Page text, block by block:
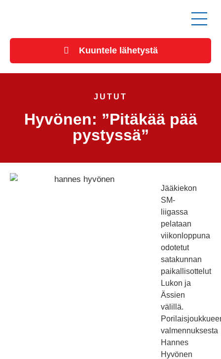
Kuuntele lähetystä
JUTUT
Hyvönen: ”Pitäkää pää
pystyssä”
Jääkiekon
SM-
liigassa
pelataan
viikonloppuna
odotetut
satakunnan
paikallisottelut
Lukon ja
Ässien
välillä.
valmennuksesta
Hannes
Hyvönen